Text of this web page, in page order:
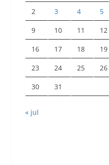
2 3 4 5
9 10 11 12
16 17 18 19
23 24 25 26
30 31
« jul